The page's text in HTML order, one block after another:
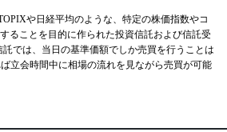
や日経平均のような、特定の株価指数やコ
ることを目的に作られた投資信託および信託受
では、当日の基準価額でしか売買を行うことは
立会時間中に相場の流れを見ながら売買が可能